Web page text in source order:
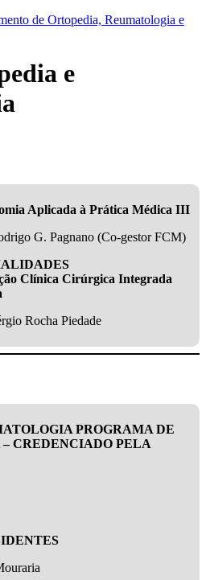
de Ortopedia, Reumatologia e
e
Aplicada à Prática Médica III​
G. Pagnano (Co-gestor FCM)
Clínica Cirúrgica Integrada
Rocha Piedade
PROGRAMA DE
CREDENCIADO PELA